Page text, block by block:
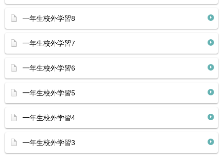
一年生校外学習8
一年生校外学習7
一年生校外学習6
一年生校外学習5
一年生校外学習4
一年生校外学習3